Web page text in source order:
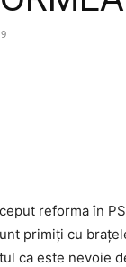
reforma în
primiți cu
ca este nevoie